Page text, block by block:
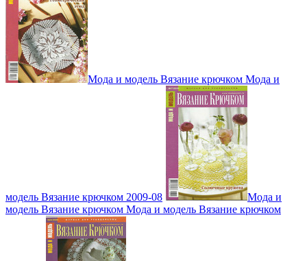
Мода и модель Вязание крючком Мода и
модель Вязание крючком 2009-08
Мода и
модель Вязание крючком Мода и модель Вязание крючком